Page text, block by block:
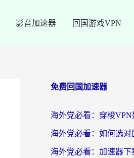
影音加速器 回国游戏VPN
免费回国加速器